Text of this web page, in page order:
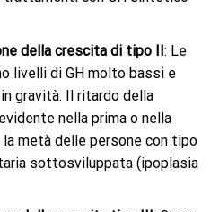
della crescita di tipo II: Le
livelli di GH molto bassi e
gravità. Il ritardo della
nella prima o nella
la metà delle persone con tipo
sottosviluppata (ipoplasia